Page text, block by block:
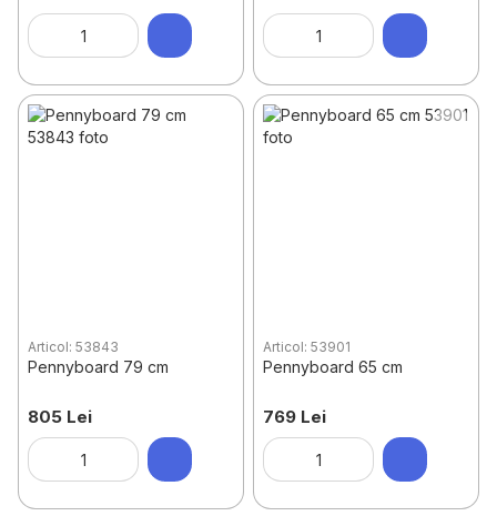
Articol: 53843
Pennyboard 79 cm
805 Lei
Articol: 53901
Pennyboard 65 cm
769 Lei